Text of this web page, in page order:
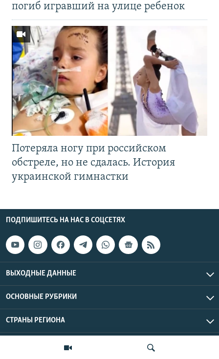
погиб игравший на улице ребенок
Потеряла ногу при российском
обстреле, но не сдалась. История
украинской гимнастки
ПОДПИШИТЕСЬ НА НАС В СОЦСЕТЯХ
ВЫХОДНЫЕ ДАННЫЕ
ОСНОВНЫЕ РУБРИКИ
СТРАНЫ РЕГИОНА
Азаттык Азия © 2026 RFE/RL, Inc. | Все права защищены.